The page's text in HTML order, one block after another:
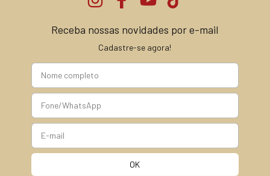
Receba nossas novidades por e-mail
Cadastre-se agora!